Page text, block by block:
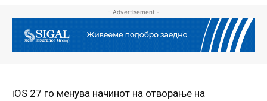
- Advertisement -
iOS 27 го менува начинот на отворање на